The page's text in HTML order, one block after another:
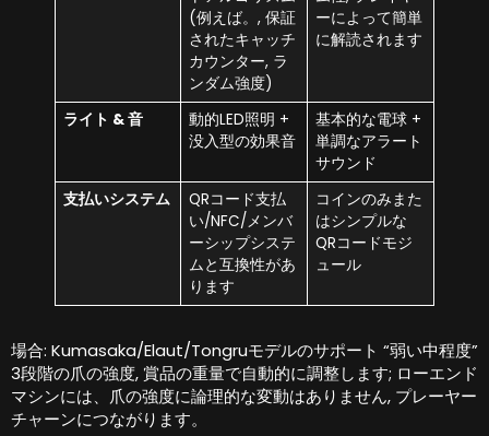
(例えば。, 保証
されたキャッチ
カウンター, ラ
ンダム強度)
ーによって簡単
に解読されます
ライト & 音
動的LED照明 +
没入型の効果音
基本的な電球 +
単調なアラート
サウンド
支払いシステム
QRコード支払
い/NFC/メンバ
ーシップシステ
ムと互換性があ
ります
コインのみまた
はシンプルな
QRコードモジ
ュール
場合: Kumasaka/Elaut/Tongruモデルのサポート “弱い中程度”
3段階の爪の強度, 賞品の重量で自動的に調整します; ローエンド
マシンには、爪の強度に論理的な変動はありません, プレーヤー
チャーンにつながります。